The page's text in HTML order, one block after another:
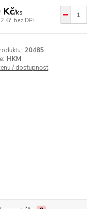
Kč/ks
Kč bez DPH
20485
HKM
/ dostupnost